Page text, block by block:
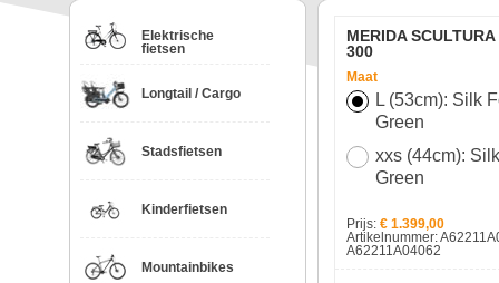
Elektrische
fietsen
Longtail / Cargo
Stadsfietsen
Kinderfietsen
Mountainbikes
MERIDA
300
Maat
L (53cm): Silk
Green
xxs (44cm):
Green
Prijs: € 1.399,00
Artikelnummer:
A62211A04062